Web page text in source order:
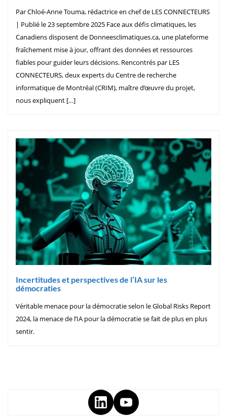
Par Chloé-Anne Touma, rédactrice en chef de LES CONNECTEURS
| Publié le 23 septembre 2025 Face aux défis climatiques, les
Canadiens disposent de Donneesclimatiques.ca, une plateforme
fraîchement mise à jour, offrant des données et ressources
fiables pour guider leurs décisions. Rencontrés par LES
CONNECTEURS, deux experts du Centre de recherche
informatique de Montréal (CRIM), maître d’œuvre du projet,
nous expliquent […]
Incertitudes et perspectives de l’IA sur les
démocraties
Véritable menace pour la démocratie selon le Global Risks Report
2024, la menace de l’IA pour la démocratie se fait de plus en plus
sentir.